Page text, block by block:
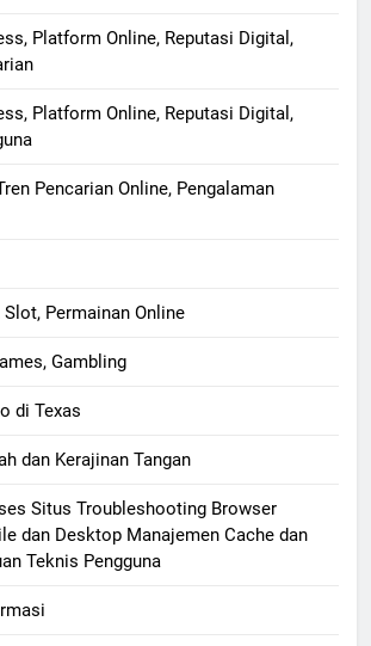
Platform Online, Reputasi Digital,
Platform Online, Reputasi Digital,
Pencarian Online, Pengalaman
Permainan Online
Gambling
di Texas
dan Kerajinan Tangan
Situs Troubleshooting Browser
dan Desktop Manajemen Cache dan
Teknis Pengguna